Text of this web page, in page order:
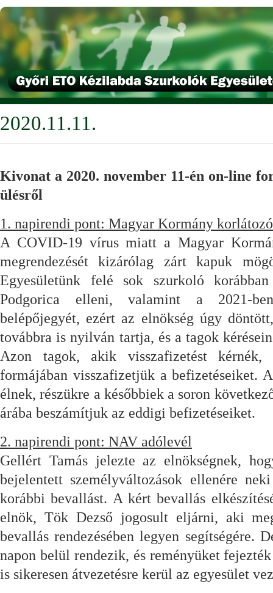
2020.11.11.
Kivonat a 2020. november 11-én on-line
ülésről
1. napirendi pont: Magyar Kormány
A COVID-19 vírus miatt a Magyar
megrendezését kizárólag zárt kapuk
Egyesületünk felé sok szurkoló
Podgorica elleni, valamint a 2021-
belépőjegyét, ezért az elnökség úgy
továbbra is nyilván tartja, és a tagok
Azon tagok, akik visszafizetést kérnék,
formájában visszafizetjük a befizetéseiket.
élnek, részükre a későbbiek a soron
árába beszámítjuk az eddigi befizetéseiket.
2. napirendi pont: NAV adólevél
Gellért Tamás jelezte az elnökségnek,
bejelentett személyváltozások ellenére
korábbi bevallást. A kért bevallás
elnök, Tök Dezső jogosult eljárni, aki
bevallás rendezésében legyen segítségére.
napon belül rendezik, és reményüket
is sikeresen átvezetésre kerül az egyesület